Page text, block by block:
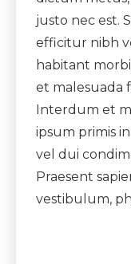
justo nec est.
efficitur nibh
habitant
et malesuada
Interdum et
ipsum primis
vel dui
Praesent
vestibulum,